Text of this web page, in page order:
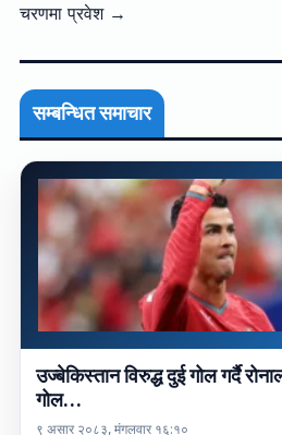
चरणमा प्रवेश →
सम्बन्धित समाचार
उज्बेकिस्तान विरुद्ध दुई गोल गर्दै
गोल…
९ असार २०८३, मंगलवार १६:१०